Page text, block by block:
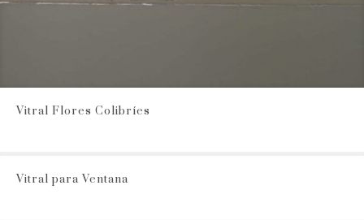
Vitral Flores Colibríes
Vitral para Ventana